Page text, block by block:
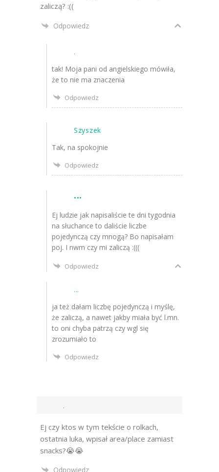
zaliczą? :((
Odpowiedz
.
tak! Moja pani od angielskiego mówiła,
że to nie ma znaczenia
Odpowiedz
Szyszek
Tak, na spokojnie
Odpowiedz
•••
Ej ludzie jak napisaliście te dni tygodnia
na słuchance to daliście liczbe
pojedynczą czy mnogą? Bo napisałam
poj. I nwm czy mi zaliczą :(((
Odpowiedz
...
ja też dałam liczbę pojedynczą i myślę,
że zaliczą, a nawet jakby miała być l.mn.
to oni chyba patrzą czy wgl się
zrozumiało to
Odpowiedz
.
Ej czy ktos w tym tekście o rolkach,
ostatnia luka, wpisał area/place zamiast
snacks?😭😭
Odpowiedz